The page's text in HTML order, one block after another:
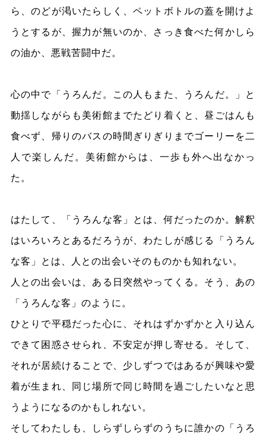
ら、のどが渇いたらしく、ペットボトルの蓋を開けよ
うとするが、握力が無いのか、さっき食べた何かしら
の油か、悪戦苦闘中だ。
心の中で「うろんだ。この人もまた、うろんだ。」と
動揺しながらも美術館までたどり着くと、昼ごはんも
食べず、帰りのバスの時間ぎりぎりまでゴーリーを二
人で楽しんだ。美術館からは、一歩も外へ出なかっ
た。
はたして、「うろんな客」とは、何だったのか。解釈
はいろいろとあるだろうが、わたしが感じる「うろん
な客」とは、人との出会いそのものかも知れない。
人との出会いは、ある日突然やってくる。そう、あの
「うろんな客」のように。
ひとりで平穏だった心に、それはずかずかと入り込ん
できて困惑させられ、不安定が押し寄せる。そして、
それが居続けることで、少しずつではあるが興味や愛
着が生まれ、同じ場所で同じ時間を過ごしたいなと思
うようになるのかもしれない。
そしてわたしも、しらずしらずのうちに誰かの「うろ